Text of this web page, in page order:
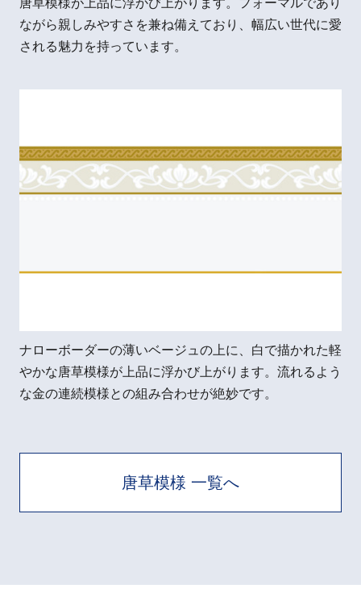
唐草模様が上品に浮かび上がります。フォーマルであり
ながら親しみやすさを兼ね備えており、幅広い世代に愛
される魅力を持っています。
ナローボーダーの薄いベージュの上に、白で描かれた軽
やかな唐草模様が上品に浮かび上がります。流れるよう
な金の連続模様との組み合わせが絶妙です。
唐草模様 一覧へ